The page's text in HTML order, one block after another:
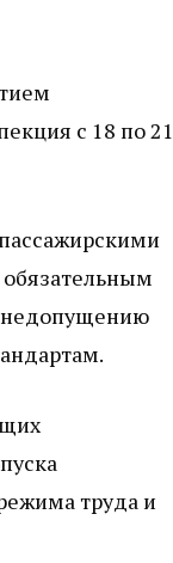
с 18 по 21
обязательным
недопущению
труда и